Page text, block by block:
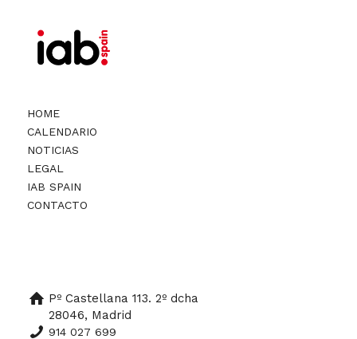
HOME
CALENDARIO
NOTICIAS
LEGAL
IAB SPAIN
CONTACTO
Pº Castellana 113. 2º dcha
28046, Madrid
914 027 699